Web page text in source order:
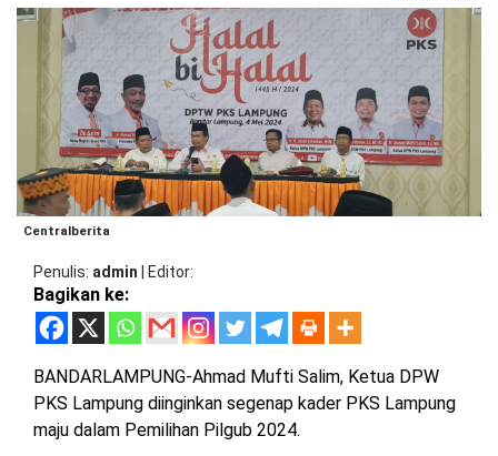
LAMPUNG
METRO
PESAWARAN
TANGGAMUS
PRINGSEWU
LAMPUNG
SELATAN
LAMPUNG
TENGAH
DPRD
KOTA
BANDAR
LAMPUNG
DPRD
METRO
PESAWARAN
DPRD
TANGGAMUS
DPRD
PRINGSEWU
SUMSEL
BANTEN
JAWAB
BARAT
DKI
JAKARTA
Centralberita
Penulis admin Editor
Bagikan ke:
BANDARLAMPUNG-Ahmad Mufti Salim, Ketua DPW
PKS Lampung diinginkan segenap kader PKS Lampung
maju dalam Pemilihan Pilgub 2024.